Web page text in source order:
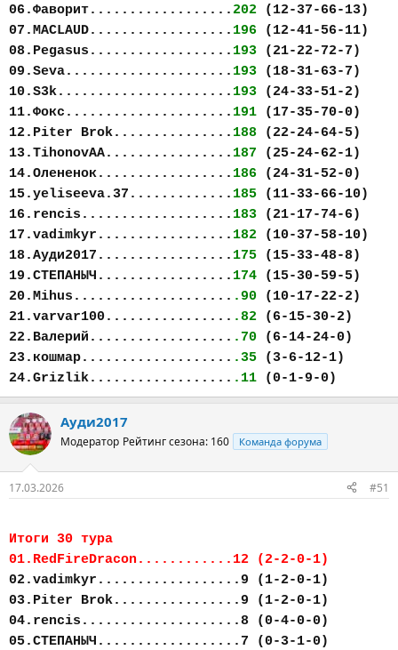
06.Фаворит..................202 (12-37-66-13)
07.MACLAUD.................. 196 (12-41-56-11)
08.Pegasus.................. 193 (21-22-72-7)
09.Seva..................... 193 (18-31-63-7)
10.S3k...................... 193 (24-33-51-2)
11.Фокс..................... 191 (17-35-70-0)
12.Piter Brok............... 188 (22-24-64-5)
13.TihonovAA................ 187 (25-24-62-1)
14.Олененок................. 186 (24-31-52-0)
15.yeliseeva.37............. 185 (11-33-66-10)
16.rencis................... 183 (21-17-74-6)
17.vadimkyr................. 182 (10-37-58-10)
18.Ауди2017................. 175 (15-33-48-8)
19.СТЕПАНЫЧ................. 174 (15-30-59-5)
20.Mihus.................... .90 (10-17-22-2)
21.varvar100................ .82 (6-15-30-2)
22.Валерий.................. .70 (6-14-24-0)
23.кошмар................... .35 (3-6-12-1)
24.Grizlik.................. .11 (0-1-9-0)
Ауди2017
Модератор Рейтинг сезона: 160 Команда форума
17.03.2026 #51
Итоги 30 тура
01.RedFireDracon............12 (2-2-0-1)
02.vadimkyr..................9 (1-2-0-1)
03.Piter Brok................9 (1-2-0-1)
04.rencis....................8 (0-4-0-0)
05.СТЕПАНЫЧ..................7 (0-3-1-0)